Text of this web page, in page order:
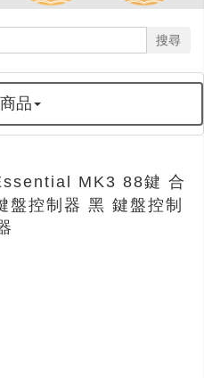
搜尋
品
MK3 88鍵 合
控制器 黑 鍵盤控制